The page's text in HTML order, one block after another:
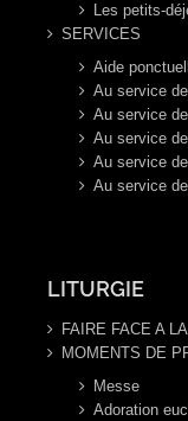
Les petits-
SERVICES
Aide
Au service
Au service
Au service
Au service
Au service
LITURGIE
FAIRE FACE A
MOMENTS DE
Messe
Adoration